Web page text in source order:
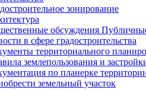
зонирование
обсуждения
в сфере градостроительства
территориального
землепользования и
по планерке
земельный участок